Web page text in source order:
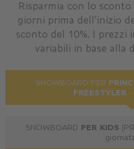
Risparmia con lo
giorni prima dell'inizio
sconto del 10%. I prezzi
variabili in base alla
SNOWBOARD PER
FREESTYLER -
SNOWBOARD PER KIDS